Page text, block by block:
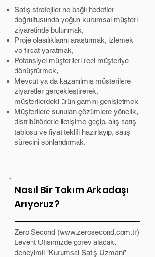
Satış stratejilerine bağlı hedefler
doğrultusunda yoğun kurumsal müşteri
ziyaretinde bulunmak,
Proje olasılıklarını araştırmak, izlemek
ve fırsat yaratmak,
Potansiyel müşterileri reel müşteriye
dönüştürmek,
Mevcut ya da kazanılmış müşterilere
ziyaretler gerçekleştirerek,
müşterilerdeki ürün gamını genişletmek,
Müşterilere sunulan çözümlere yönelik,
distribütörlerle iletişime geçip, alış satış
tablosu ve fiyat teklifi hazırlayıp, satış
sürecini sonlandırmak.
Nasıl Bir Takım Arkadaşı
Arıyoruz?
Zero Second (www.zerosecond.com.tr)
Levent Ofisimizde görev alacak,
deneyimli "Kurumsal Satış Uzmanı”